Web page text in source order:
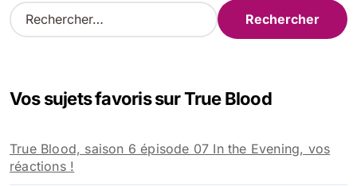
R
e
r
e
r
Vos sujets favoris sur True Blood
True Blood, saison 6 épisode 07 In the Evening, vos
réactions !